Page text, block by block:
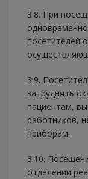
3.8. При
посетителей
3.9.
затруднять
пациентам,
работников,
приборам.
3.10.
отделении